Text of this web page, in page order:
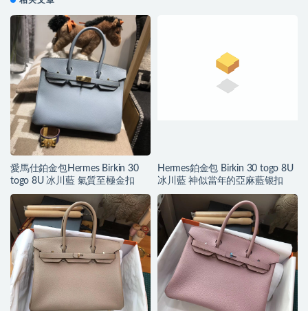
愛馬仕鉑金包Hermes Birkin 30
togo 8U 冰川藍 氣質至極金扣
Hermes鉑金包 Birkin 30 togo 8U
冰川藍 神似當年的亞麻藍银扣